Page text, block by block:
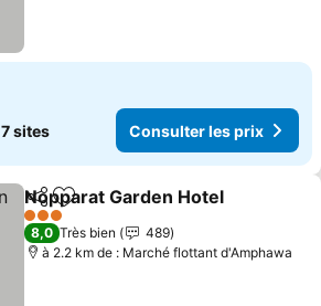
7 sites Consulter les prix
PartagerAjouter à mes favoris
Nopparat Garden Hotel
3 Étoiles
8,0 Très bien
489
à 2.2 km de : Marché flottant d'Amphawa